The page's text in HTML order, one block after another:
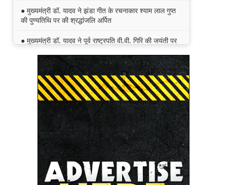
● मुख्यमंत्री डॉ. यादव ने झंडा गीत के रचनाकार श्याम लाल गुप्त
की पुण्यतिथि पर की श्रद्धांजलि अर्पित
● मुख्यमंत्री डॉ. यादव ने पूर्व राष्ट्रपति वी.वी. गिरि की जयंती पर